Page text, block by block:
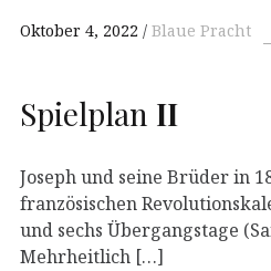
Oktober 4, 2022 Blaue Pracht
Spielplan II
Joseph und seine Brüder in
französischen
und sechs Übergangstage
Mehrheitlich […]